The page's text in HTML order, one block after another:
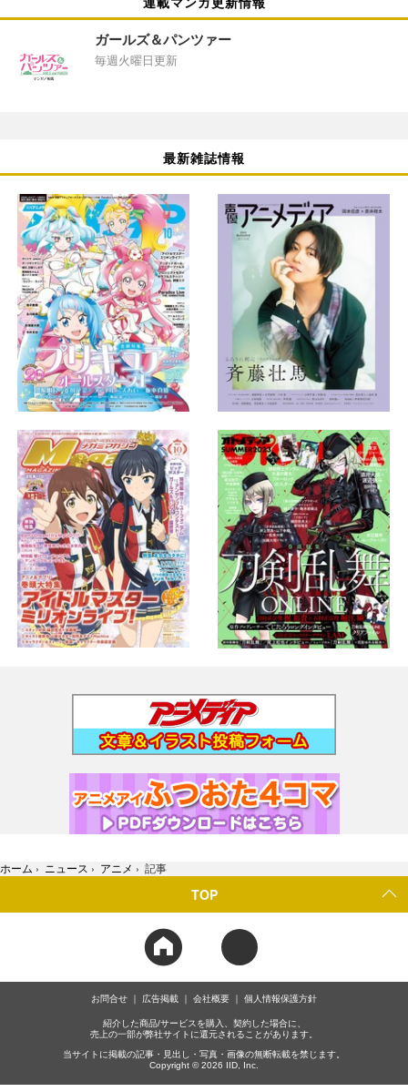
ガールズ＆パンツァー
毎週火曜日更新
最新雑誌情報
ホーム › ニュース › アニメ › 記事
TOP
お問合せ 広告掲載 会社概要 個人情報保護方針
紹介した商品/サービスを購入、契約した場合に、
売上の一部が弊社サイトに還元されることがあります。
当サイトに掲載の記事・見出し・写真・画像の無断転載を禁じます。
Copyright © 2026 IID, Inc.